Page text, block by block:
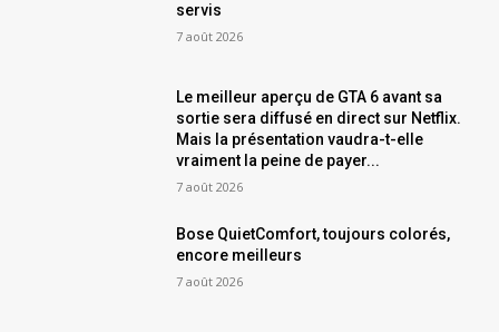
servis
7 août 2026
Le meilleur aperçu de GTA 6 avant sa
sortie sera diffusé en direct sur Netflix.
Mais la présentation vaudra-t-elle
vraiment la peine de payer...
7 août 2026
Bose QuietComfort, toujours colorés,
encore meilleurs
7 août 2026